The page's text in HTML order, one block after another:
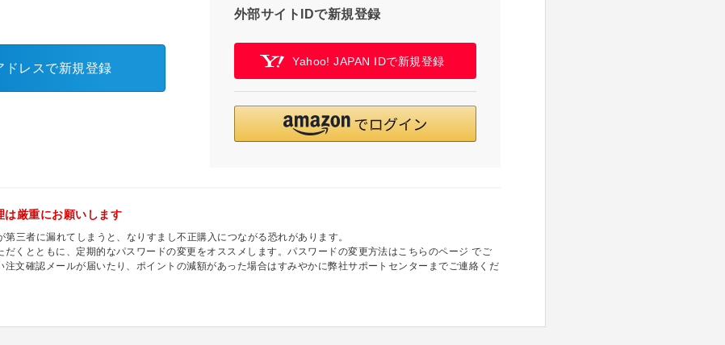
ドレスで新規登録
外部サイトIDで新規登録
Yahoo! JAPAN IDで新規登録
は厳重にお願いします
三者に漏れてしまうと、なりすまし不正購入につながる恐れがあります。
だくとともに、定期的なパスワードの変更をオススメします。パスワードの変更方法はこちらのページ でご
注文確認メールが届いたり、ポイントの減額があった場合はすみやかに弊社サポートセンターまでご連絡くだ